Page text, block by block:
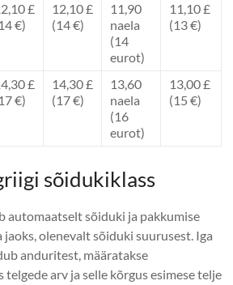
£
€)
12,10 £
(14 €)
11,90
naela
(14
eurot)
11,10 £
(13 €)
£
€)
14,30 £
(17 €)
13,60
naela
(16
eurot)
13,00 £
(15 €)
sõidukiklass
automaatselt sõiduki ja pakkumise
jaoks, olenevalt sõiduki suurusest. Iga
anduritest, määratakse
arv ja selle kõrgus esimese telje